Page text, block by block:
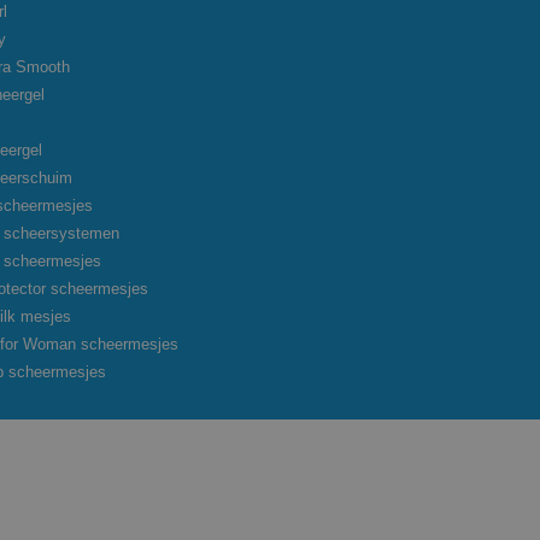
Smooth
scheermesjes
mesjes
Woman scheermesjes
scheermesjes